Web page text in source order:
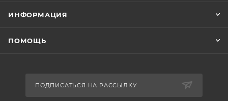
ИНФОРМАЦИЯ
ПОМОЩЬ
ПОДПИСАТЬСЯ НА РАССЫЛКУ